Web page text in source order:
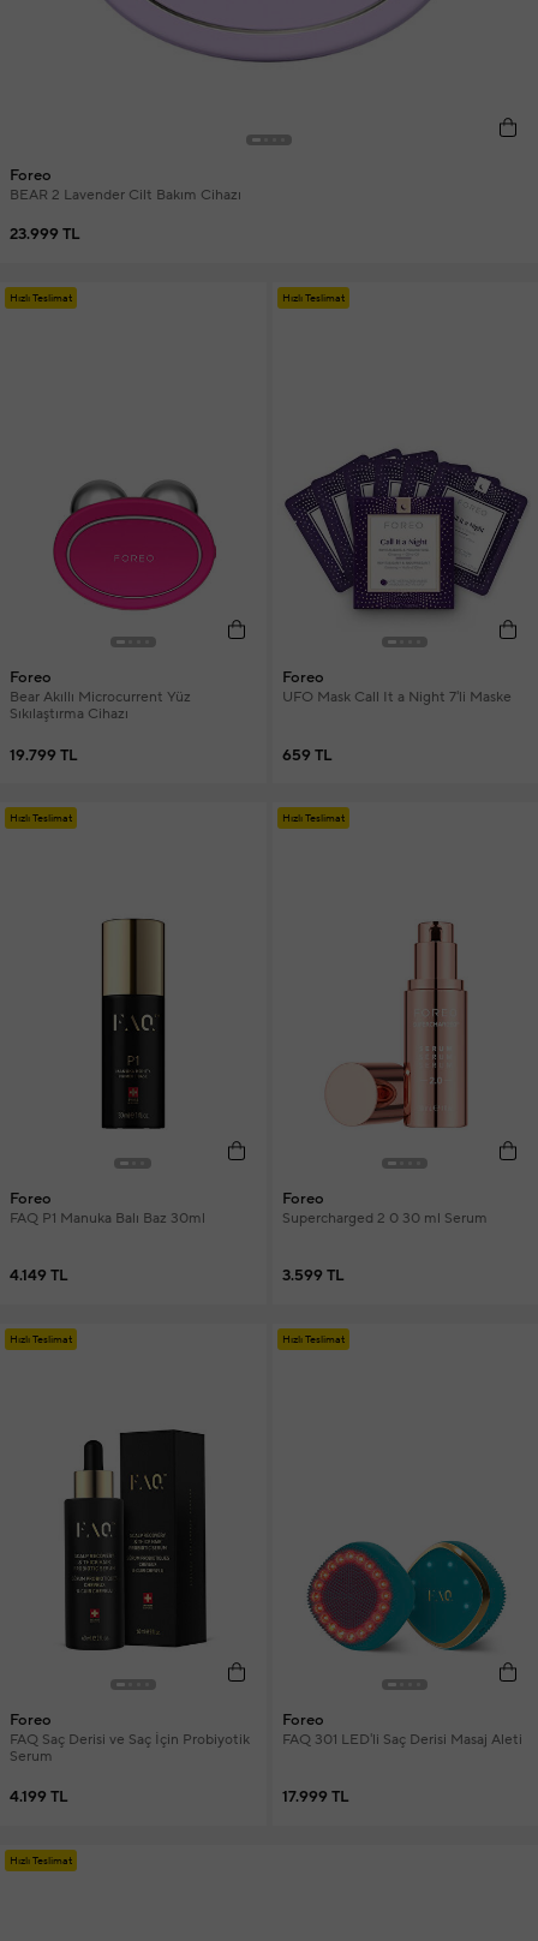
Foreo
BEAR 2 Lavender Cilt Bakım Cihazı
23.999 TL
Hızlı Teslimat
Foreo
Bear Akıllı Microcurrent Yüz
Sıkılaştırma Cihazı
19.799 TL
Hızlı Teslimat
Foreo
UFO Mask Call It a Night 7'li Maske
659 TL
Hızlı Teslimat
Foreo
FAQ P1 Manuka Balı Baz 30ml
4.149 TL
Hızlı Teslimat
Foreo
Supercharged 2 0 30 ml Serum
3.599 TL
Hızlı Teslimat
Foreo
FAQ Saç Derisi ve Saç İçin Probiyotik
Serum
4.199 TL
Hızlı Teslimat
Foreo
FAQ 301 LED'li Saç Derisi Masaj Aleti
17.999 TL
Hızlı Teslimat